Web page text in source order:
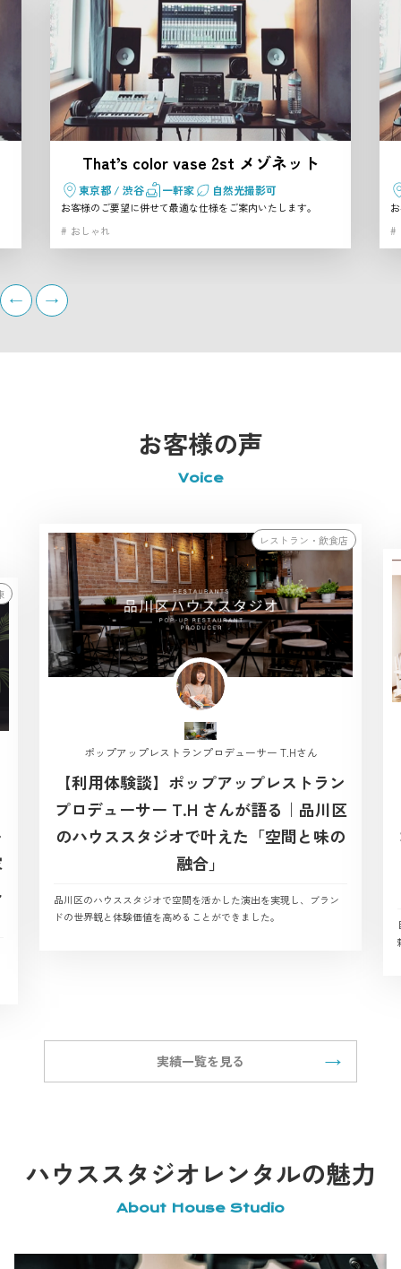
That’s color vase 2st メゾネット
東京都 / 渋谷 一軒家 自然光撮影可
お客様のご要望に併せて最適な仕様をご案内いたします。
おしゃれ
お客様の声
Voice
レストラン・飲食店
ポップアップレストランプロデューサー T.Hさん
【利用体験談】ポップアップレストラン
プロデューサー T.H さんが語る｜品川区
のハウススタジオで叶えた「空間と味の
融合」
品川区のハウススタジオで空間を活かした演出を実現し、ブラン
ドの世界観と体験価値を高めることができました。
実績一覧を見る
ハウススタジオレンタルの魅力
About House Studio